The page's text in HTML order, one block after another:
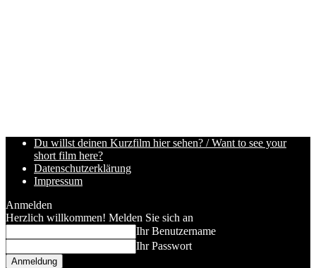
Du willst deinen Kurzfilm hier sehen? / Want to see your
short film here?
Datenschutzerklärung
Impressum
Anmelden
Herzlich willkommen! Melden Sie sich an
Ihr Benutzername
Ihr Passwort